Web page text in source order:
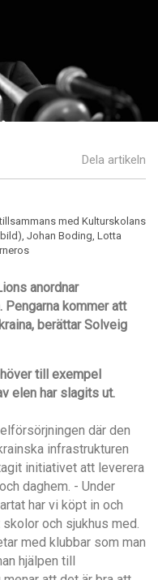
Dela artikeln
med Kulturskolans
Johan Boding, Lotta
anordnar
kommer att
berättar Solveig
till exempel
elen har slagits ut.
där den
infrastrukturen
initiativet att leverera
daghem. - Under
har vi köpt in och
och sjukhus med.
med klubbar som man
hjälpen till